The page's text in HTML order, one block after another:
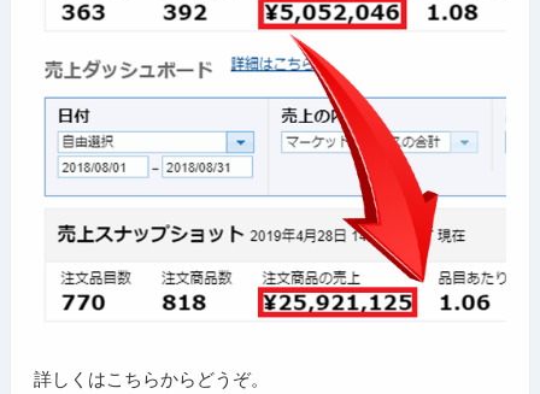
詳しくはこちらからどうぞ。